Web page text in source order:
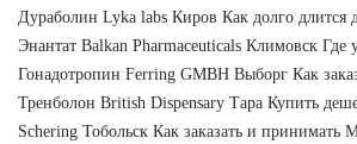
Дураболин Lyka labs Киров Как долго длится
Энантат Balkan Pharmaceuticals Климовск Где
Гонадотропин Ferring GMBH Выборг Как
Тренболон British Dispensary Тара Купить
Schering Тобольск Как заказать и принимать